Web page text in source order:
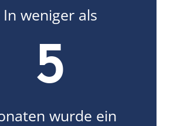
In weniger als
5
wurde ein